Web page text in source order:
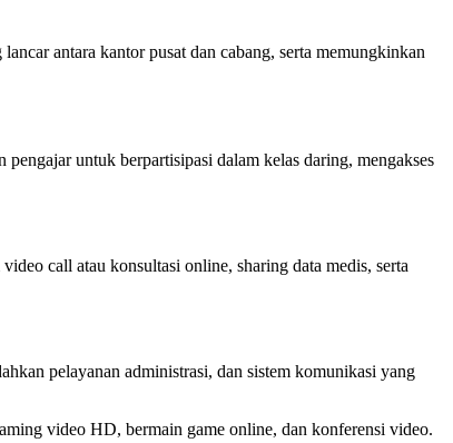
antara kantor pusat dan cabang, serta memungkinkan
untuk berpartisipasi dalam kelas daring, mengakses
call atau konsultasi online, sharing data medis, serta
pelayanan administrasi, dan sistem komunikasi yang
video HD, bermain game online, dan konferensi video.